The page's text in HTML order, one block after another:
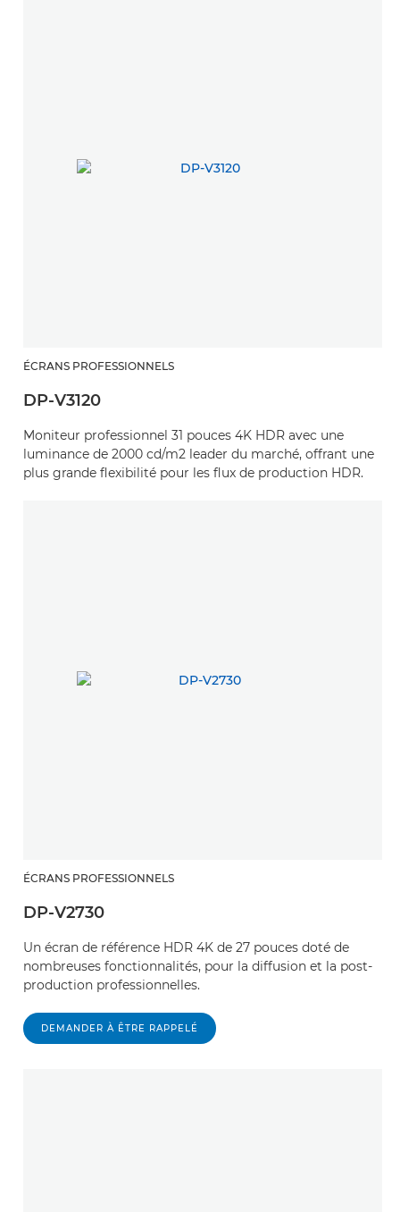
ÉCRANS PROFESSIONNELS
DP-V3120
Moniteur professionnel 31 pouces 4K HDR avec une
luminance de 2000 cd/m2 leader du marché, offrant une
plus grande flexibilité pour les flux de production HDR.
ÉCRANS PROFESSIONNELS
DP-V2730
Un écran de référence HDR 4K de 27 pouces doté de
nombreuses fonctionnalités, pour la diffusion et la post-
production professionnelles.
DEMANDER À ÊTRE RAPPELÉ